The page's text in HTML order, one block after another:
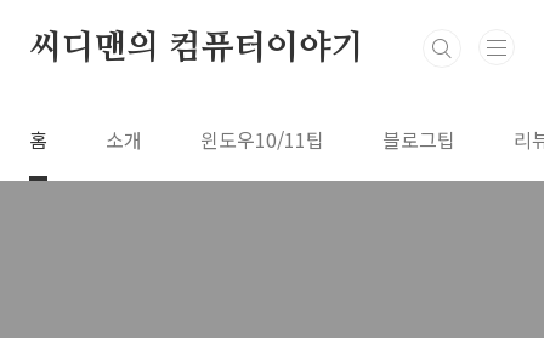
씨디맨의 컴퓨터이야기
홈 소개 윈도우10/11팁 블로그팁 리